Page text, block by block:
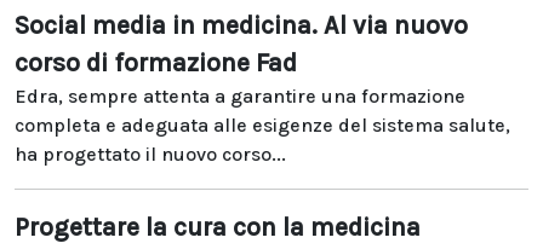
Social media in medicina. Al via nuovo
corso di formazione Fad
Edra, sempre attenta a garantire una formazione
completa e adeguata alle esigenze del sistema salute,
ha progettato il nuovo corso...
Progettare la cura con la medicina